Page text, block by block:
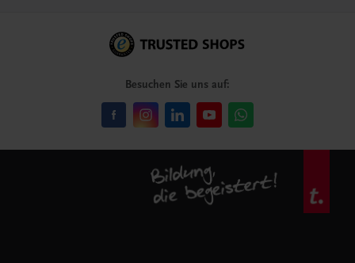
Besuchen Sie uns auf: